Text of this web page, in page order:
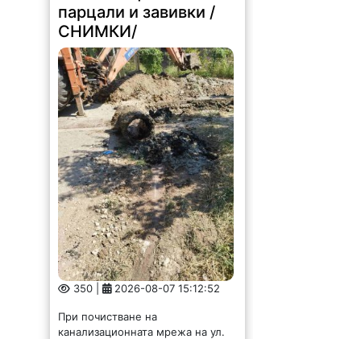
парцали и завивки /
СНИМКИ/
350 | 2026-08-07 15:12:52
При почистване на
канализационната мрежа на ул.